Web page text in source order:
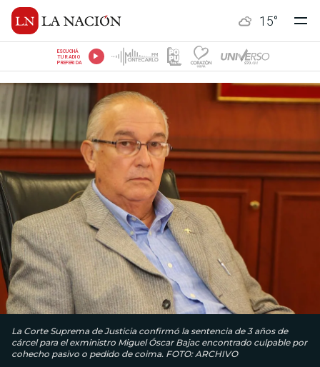
15°
ESCUCHÁ
TU RADIO
PREFERIDA
La Corte Suprema de Justicia confirmó la sentencia de 3 años de
cárcel para el exministro Miguel Óscar Bajac encontrado culpable por
cohecho pasivo o pedido de coima. FOTO: ARCHIVO